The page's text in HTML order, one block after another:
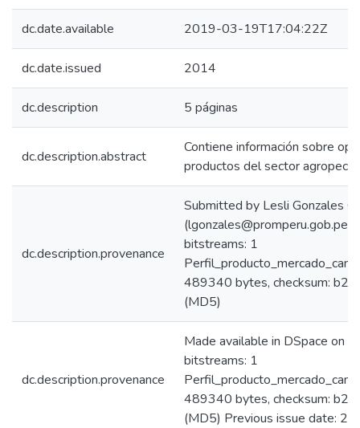
dc.date.available 2019-03-19T17:04:22Z
dc.date.issued 2014
dc.description 5 páginas
dc.description.abstract
Contiene información sobre
productos del sector
dc.description.provenance
Submitted by Lesli Gonzales
bitstreams: 1
489340 bytes, checksum:
(MD5)
dc.description.provenance
Made available in DSpace on
bitstreams: 1
489340 bytes, checksum:
(MD5) Previous issue date: